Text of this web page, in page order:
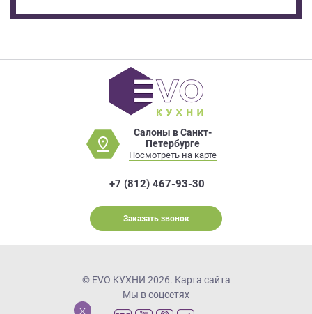
Салоны в Санкт-
Петербурге
Посмотреть на карте
+7 (812) 467-93-30
Заказать звонок
© EVO КУХНИ 2026. Карта сайта
Мы в соцсетях